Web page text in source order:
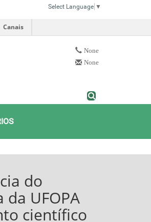
Select Language ▼
Canais
None
None
de